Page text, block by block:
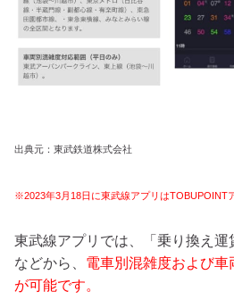
出典元：東武鉄道株式会社
※2023年3月18日に東武線アプリはTOBUPOINT
東武線アプリでは、「乗り換え運
などから、 電車別混雑度および車
が可能です。